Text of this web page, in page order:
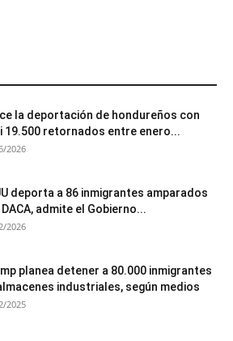
la deportación de hondureños con
19.500 retornados entre enero...
2026
deporta a 86 inmigrantes amparados
admite el Gobierno...
2026
planea detener a 80.000 inmigrantes
industriales, según medios
2025